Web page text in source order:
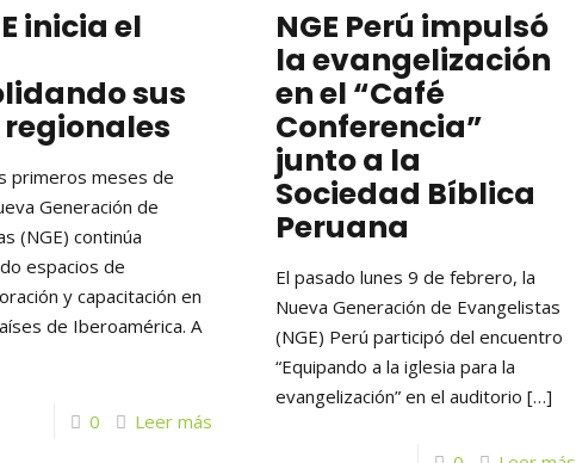
inicia el
sus
regionales
primeros meses de
Generación de
(NGE) continúa
espacios de
y capacitación en
de Iberoamérica. A
0 Leer más
NGE Perú impulsó
la evangelización
en el “Café
Conferencia”
junto a la
Sociedad Bíblica
Peruana
El pasado lunes 9 de febrero, la
Nueva Generación de Evangelistas
(NGE) Perú participó del encuentro
“Equipando a la iglesia para la
evangelización” en el auditorio […]